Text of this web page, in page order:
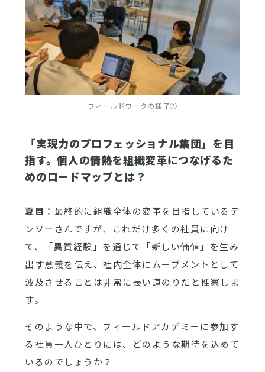
フィールドワークの様子③
「実現力のプロフェッショナル集団」を目
指す。個人の情熱を組織変革につなげるた
めのロードマップとは？
夏目： 最終的に組織全体の変革を目指しているデ
ンソーさんですが、これだけ多くの社員に向け
て、「異質経験」を通じて「新しい価値」を生み
出す意義を伝え、社内全体にムーブメントとして
波及させることは非常に長い道のりだと推察しま
す。
そのような中で、フィールドアカデミーに参加す
る社員一人ひとりには、どのような期待を込めて
いるのでしょうか？